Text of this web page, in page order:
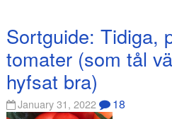
Sortguide: Tidiga,
tomater (som tål
hyfsat bra)
January 31, 2022 18